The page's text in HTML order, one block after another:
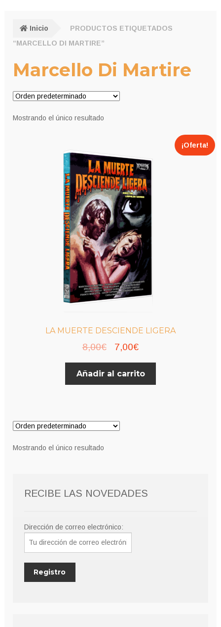
Inicio
PRODUCTOS ETIQUETADOS
“MARCELLO DI MARTIRE”
Marcello Di Martire
Mostrando el único resultado
LA MUERTE DESCIENDE LIGERA
¡Oferta!
8,00€
El
precio
original
7,00€El
precio
actual
Añadir al carrito
Mostrando el único resultado
RECIBE LAS NOVEDADES
Dirección de correo electrónico: